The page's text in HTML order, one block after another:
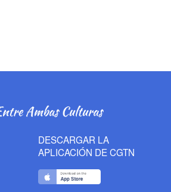
DESCARGAR LA
APLICACIÓN DE CGTN